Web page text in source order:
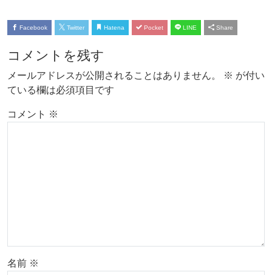
Facebook Twitter Hatena Pocket LINE Share
コメントを残す
メールアドレスが公開されることはありません。 ※ が付い
ている欄は必須項目です
コメント ※
名前 ※